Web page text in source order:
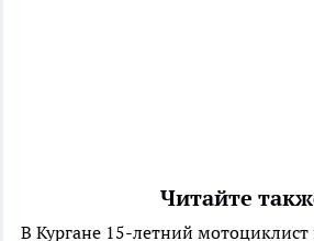
Читайте
В Кургане 15-летний мотоциклист